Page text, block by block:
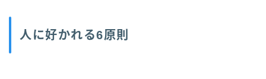
人に好かれる6原則